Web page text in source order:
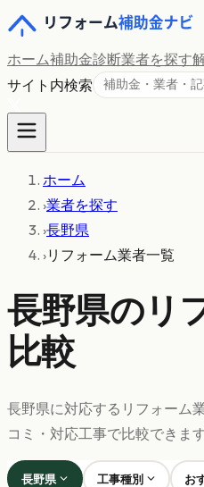
ホーム補助金診断業者を探す
サイト内検索
ホーム
›業者を探す
›長野県
›リフォーム業者一覧
長野県のリ
比較
長野県に対応するリフォーム
コミ・対応工事で比較できます
長野県 工事種別 お